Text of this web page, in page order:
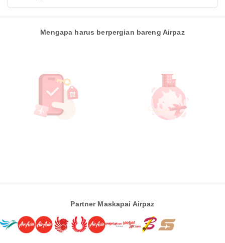
Mengapa harus berpergian bareng Airpaz
Partner Maskapai Airpaz